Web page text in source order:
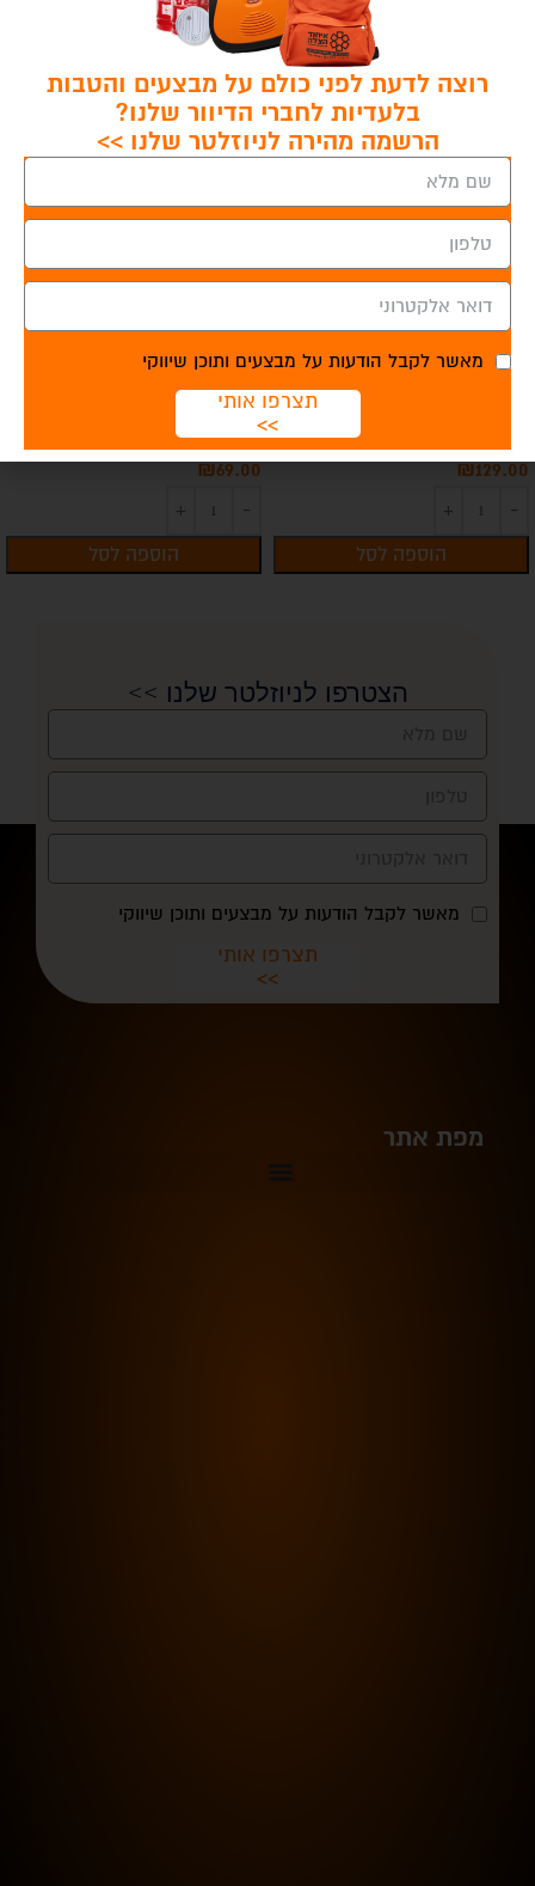
מוצרים קשורים
₪129.00
הוספה לסל
סד לשורש כף יד ימין
₪69.00
הוספה לסל
הצטרפו לניוזלטר שלנו >>
מאשר לקבל הודעות על מבצעים ותוכן שיווקי
תצרפו אותי
>>
מפת אתר
רוצה לדעת לפני כולם על מבצעים והטבות
בלעדיות לחברי הדיוור שלנו?
הרשמה מהירה לניוזלטר שלנו >>
מאשר לקבל הודעות על מבצעים ותוכן שיווקי
תצרפו אותי
>>